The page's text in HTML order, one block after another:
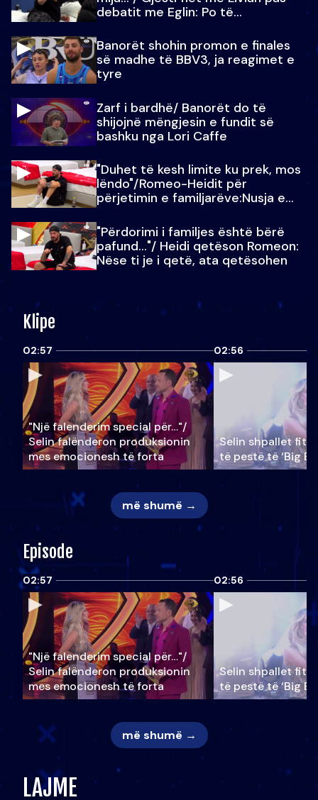
debatit me Eglin: Po të
Banorët shohin promon e finales
së madhe të BBV3, ja reagimet e
tyre
Zarf i bardhë/ Banorët do të
shijojnë mëngjesin e fundit së
bashku nga Lori Caffe
"Duhet të kesh limite ku prek, mos
lëndo"/Romeo-Heidit për
përjetimin e familjarëve:Nusja e
"Përdorimi i familjes është bërë
pafund…"/ Heidi qetëson Romeon:
Nëse ti je i qetë, ata qetësohen
Klipe
02:57
"Një falenderim special për…"/
Selin falënderon produksionin
mes emocionesh të forta
02:56
Selin shpallet
të pestë të ‘Big
më shumë →
Episode
02:57
"Një falenderim special për…"/
Selin falënderon produksionin
mes emocionesh të forta
02:56
Selin shpallet
të pestë të ‘Big
më shumë →
LAJME